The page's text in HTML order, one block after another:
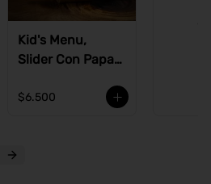
Kid's Menu,
Slider Con Papas
$6.500